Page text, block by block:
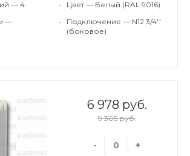
— 4
—
•
Цвет — Белый (RAL 9016)
•
Подключение — N12 3/4''
(боковое)
6 978 руб.
9 305 руб.
- +